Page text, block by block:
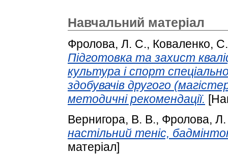
Навчальний матеріал
Фролова, Л. С., Коваленко,
Підготовка та захист
культура і спорт
здобувачів другого
методичні рекомендації.
Вернигора, В. В., Фролова,
настільний теніс,
матеріал]